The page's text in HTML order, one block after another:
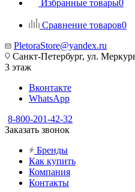
Избранные товары0
Сравнение товаров0
PletoraStore@yandex.ru
Санкт-Петербург, ул.
3 этаж
Вконтакте
WhatsApp
8-800-201-42-32
Заказать звонок
Бренды
Как купить
Компания
Контакты